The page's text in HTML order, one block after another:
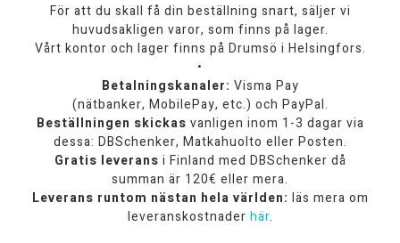
För att du skall få din beställning snart, säljer vi
huvudsakligen varor, som finns på lager.
Vårt kontor och lager finns på Drumsö i Helsingfors.
•
Betalningskanaler: Visma Pay
(nätbanker, MobilePay, etc.) och PayPal.
Beställningen skickas vanligen inom 1-3 dagar via
dessa: DBSchenker, Matkahuolto eller Posten.
Gratis leverans i Finland med DBSchenker då
summan är 120€ eller mera.
Leverans runtom nästan hela världen: läs mera om
leveranskostnader här.